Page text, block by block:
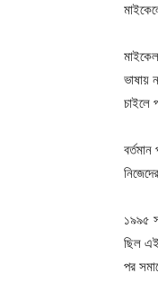
ভাষায়
চাইলে
১৯৯৫
ছিল
পর